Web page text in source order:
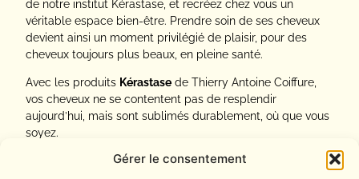
Gérer le consentement
de notre institut Kérastase, et recréez chez vous un
véritable espace bien-être. Prendre soin de ses cheveux
devient ainsi un moment privilégié de plaisir, pour des
cheveux toujours plus beaux, en pleine santé.
Avec les produits Kérastase de Thierry Antoine Coiffure,
vos cheveux ne se contentent pas de resplendir
aujourd’hui, mais sont sublimés durablement, où que vous
soyez.
Essayez la différence, offrez à vos cheveux l’excellence